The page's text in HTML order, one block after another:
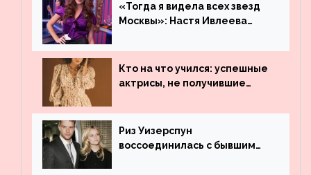
«Тогда я видела всех звезд
Москвы»: Настя Ивлеева
популярности и выложила
архивные фото
Кто на что учился: успешные
актрисы, не получившие
Риз Уизерспун
воссоединилась с бывшим